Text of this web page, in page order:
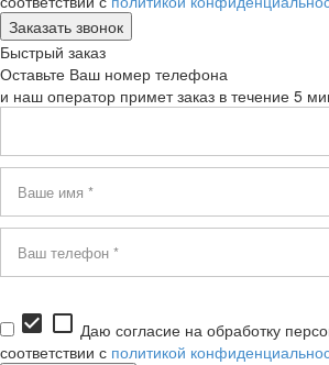
Быстрый заказ
Оставьте Ваш номер телефона
и наш оператор примет заказ в течение 5
check_box check_box_outline_blank Даю согласие на обработку
соответствии с политикой